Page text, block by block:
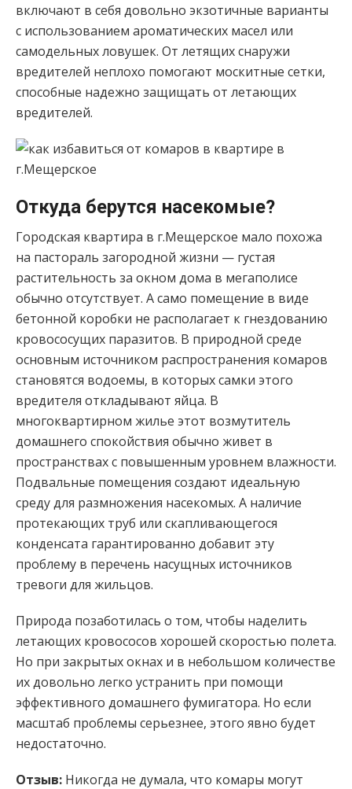
включают в себя довольно экзотичные варианты
с использованием ароматических масел или
самодельных ловушек. От летящих снаружи
вредителей неплохо помогают москитные сетки,
способные надежно защищать от летающих
вредителей.
Откуда берутся насекомые?
Городская квартира в г.Мещерское мало похожа
на пастораль загородной жизни — густая
растительность за окном дома в мегаполисе
обычно отсутствует. А само помещение в виде
бетонной коробки не располагает к гнездованию
кровососущих паразитов. В природной среде
основным источником распространения комаров
становятся водоемы, в которых самки этого
вредителя откладывают яйца. В
многоквартирном жилье этот возмутитель
домашнего спокойствия обычно живет в
пространствах с повышенным уровнем влажности.
Подвальные помещения создают идеальную
среду для размножения насекомых. А наличие
протекающих труб или скапливающегося
конденсата гарантированно добавит эту
проблему в перечень насущных источников
тревоги для жильцов.
Природа позаботилась о том, чтобы наделить
летающих кровососов хорошей скоростью полета.
Но при закрытых окнах и в небольшом количестве
их довольно легко устранить при помощи
эффективного домашнего фумигатора. Но если
масштаб проблемы серьезнее, этого явно будет
недостаточно.
Отзыв: Никогда не думала, что комары могут